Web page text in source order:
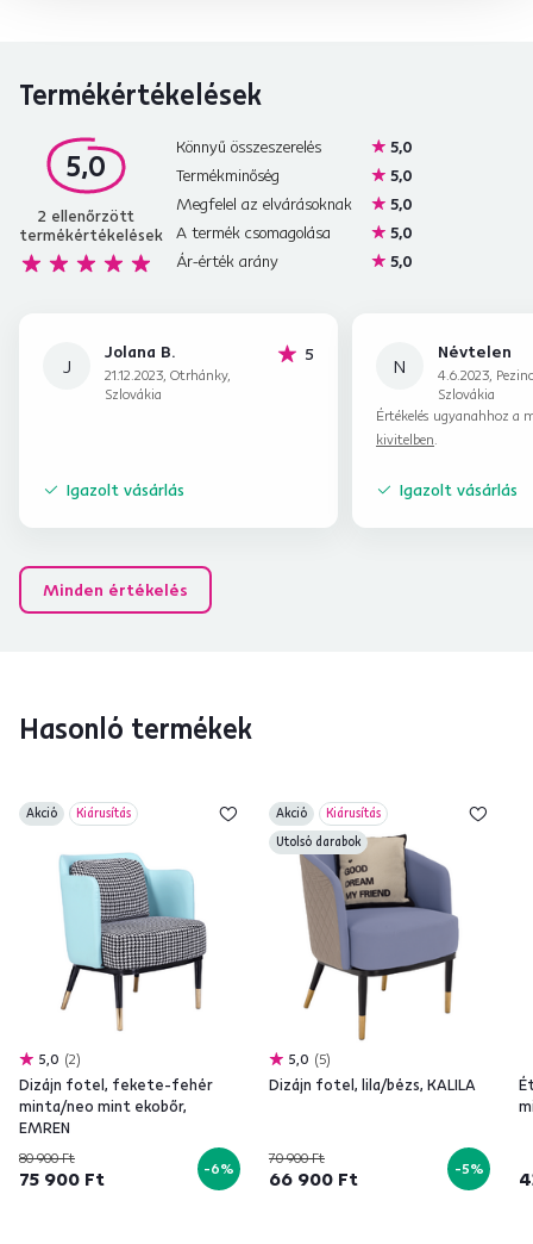
Termékértékelések
5,0
2 ellenőrzött
termékértékelések
Könnyű összeszerelés
5,0
Termékminőség
5,0
Megfelel az elvárásoknak
5,0
A termék csomagolása
5,0
Ár-érték arány
5,0
J
Jolana B.
21.12.2023, Otrhánky,
Szlovákia
5hviezdičiek
Igazolt vásárlás
N
Névtelen
4.6.2023,
Szlovákia
Értékelés ugyanahhoz a
kivitelben.
Igazolt vásárlás
Minden értékelés
Hasonló termékek
Akció Kiárusítás
5,0 2
Dizájn fotel, fekete-fehér
minta/neo mint ekobőr,
EMREN
80 900 Ft
75 900 Ft -6%
Akció
Kiárusítás
Utolsó darabok
5,0 5
Dizájn fotel, lila/bézs, KALILA
70 900 Ft
66 900 Ft -5%